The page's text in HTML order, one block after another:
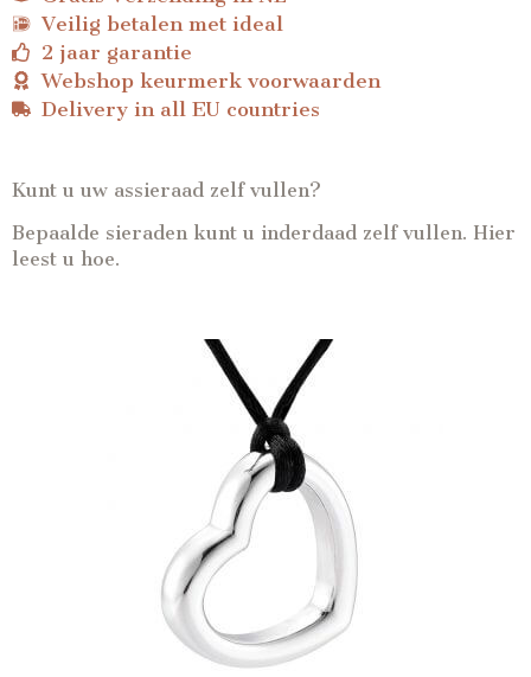
Veilig betalen met ideal
2 jaar garantie
Webshop keurmerk voorwaarden
Delivery in all EU countries
Kunt u uw assieraad zelf vullen?
Bepaalde sieraden kunt u inderdaad zelf vullen. Hier
leest u hoe.